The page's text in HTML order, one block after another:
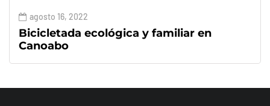
agosto 16, 2022
Bicicletada ecológica y familiar en
Canoabo